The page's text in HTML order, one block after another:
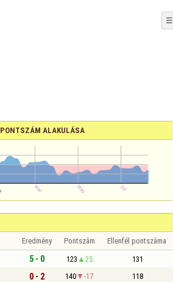
☰
PONTSZÁM ALAKULÁSA
Eredmény Pontszám Ellenfél pontszáma
5 - 0 123 25 131
0 - 2 140 -17 118